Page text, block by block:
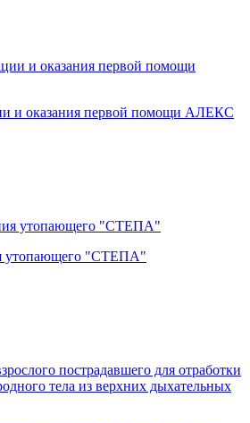
и оказания первой помощи АЛЕКС
утопающего "СТЕПА"